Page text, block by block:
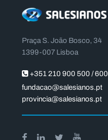
Praça S. João Bosco, 34
1399-007 Lisboa
+351 210 900 500 / 600
fundacao@salesianos.pt
provincia@salesianos.pt